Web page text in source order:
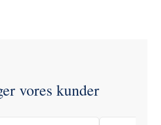
vores kunder